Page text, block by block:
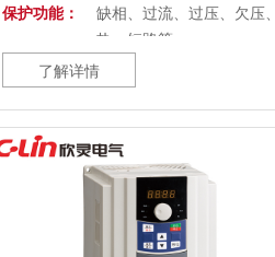
保护功能：
缺相、过流、过压、欠压
热、短路等
外形尺寸：
132×68×128mm
安装尺寸：
120×56mm(2-M5及标准
35mm导轨)
冷却方式：
强制风冷
海拔高度≤1000米，超过高
需降额使用，室内无腐蚀性
体、液体等
了解详情